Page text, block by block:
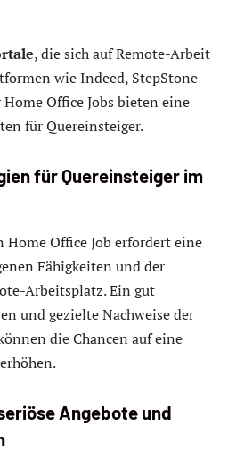
, die sich auf Remote-Arbeit
wie Indeed, StepStone
Office Jobs bieten eine
für Quereinsteiger.
für Quereinsteiger im
Home Office Job erfordert eine
Fähigkeiten und der
Arbeitsplatz. Ein gut
und gezielte Nachweise der
die Chancen auf eine
Angebote und